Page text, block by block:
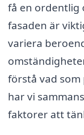
få en ordentlig
fasaden är
variera
förstå vad
har vi
faktorer att